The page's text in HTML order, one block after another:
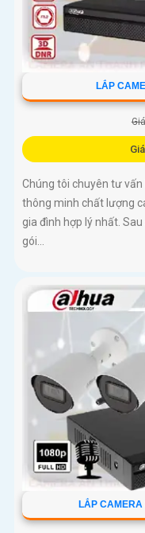
LẮP
Chúng tôi chuyên tư
thông minh chất lượng
gia đình hợp lý nhất.
gói...
LẮP